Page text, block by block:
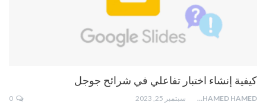
كيفية إنشاء اختبار تفاعلي في شرائح جوجل
MOHAMED HAMED سبتمبر 25, 2023